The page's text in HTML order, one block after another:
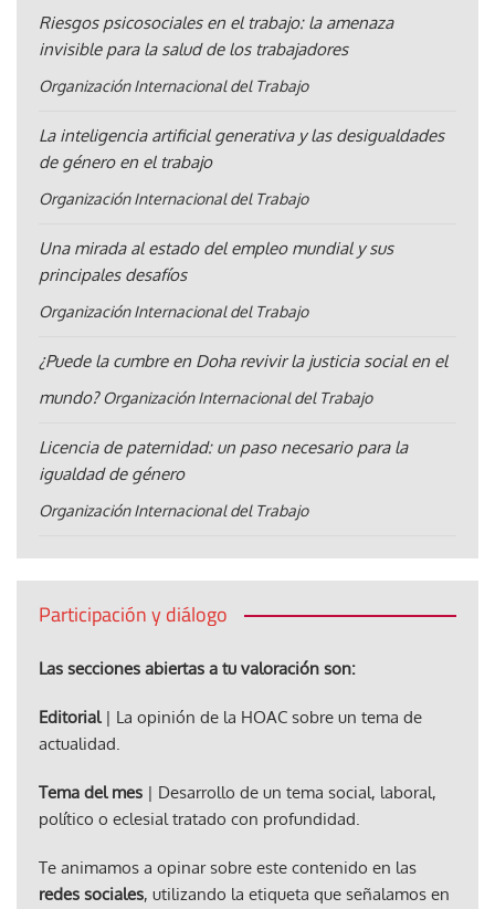
Riesgos psicosociales en el trabajo: la amenaza
invisible para la salud de los trabajadores
Organización Internacional del Trabajo
La inteligencia artificial generativa y las desigualdades
de género en el trabajo
Organización Internacional del Trabajo
Una mirada al estado del empleo mundial y sus
principales desafíos
Organización Internacional del Trabajo
¿Puede la cumbre en Doha revivir la justicia social en el
mundo? Organización Internacional del Trabajo
Licencia de paternidad: un paso necesario para la
igualdad de género
Organización Internacional del Trabajo
Participación y diálogo
Las secciones abiertas a tu valoración son:
Editorial| La opinión de la HOAC sobre un tema de
actualidad.
Tema del mes | Desarrollo de un tema social, laboral,
político o eclesial tratado con profundidad.
Te animamos a opinar sobre este contenido en las
redes sociales, utilizando la etiqueta que señalamos en